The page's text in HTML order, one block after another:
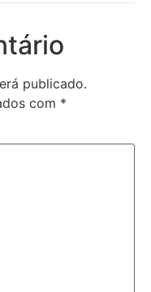
publicado.
com *